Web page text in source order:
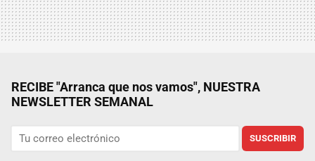
RECIBE "Arranca que nos vamos", NUESTRA
NEWSLETTER SEMANAL
SUSCRIBIR